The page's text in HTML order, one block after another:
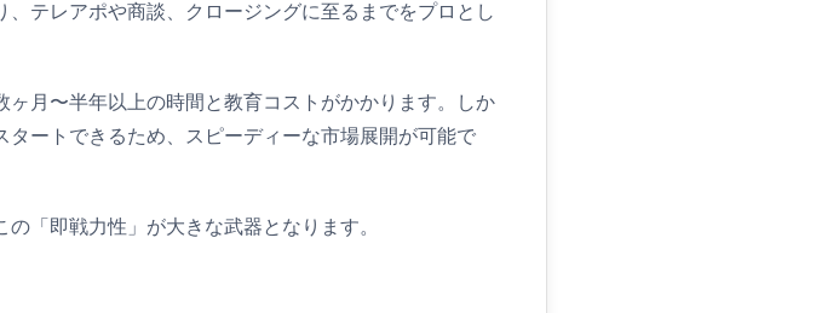
テレアポや商談、クロージングに至るまでをプロとし
月〜半年以上の時間と教育コストがかかります。しか
ートできるため、スピーディーな市場展開が可能で
「即戦力性」が大きな武器となります。